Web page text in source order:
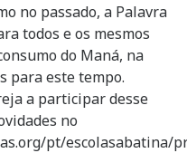
no passado, a Palavra
todos e os mesmos
do Maná, na
para este tempo.
a participar desse
no
pt/escolasabatina/